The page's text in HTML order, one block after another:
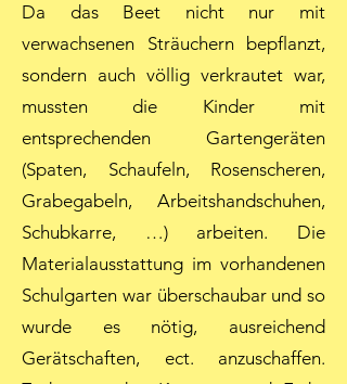
Da das Beet nicht nur mit
verwachsenen Sträuchern bepflanzt,
sondern auch völlig verkrautet war,
mussten die Kinder mit
entsprechenden Gartengeräten
(Spaten, Schaufeln, Rosenscheren,
Grabegabeln, Arbeitshandschuhen,
Schubkarre, …) arbeiten. Die
Materialausstattung im vorhandenen
Schulgarten war überschaubar und so
wurde es nötig, ausreichend
Gerätschaften, ect. anzuschaffen.